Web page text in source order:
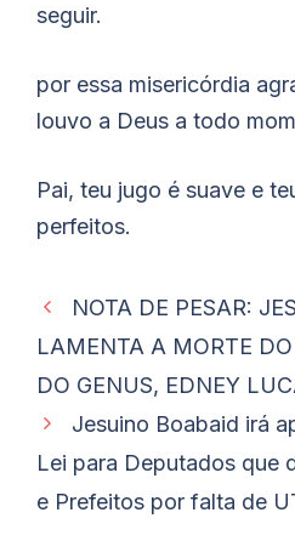
seguir.
por essa misericórdia
louvo a Deus a todo
Pai, teu jugo é suave e
perfeitos.
NOTA DE PESAR:
LAMENTA A MORTE
DO GENUS, EDNEY
Jesuino Boabaid irá
Lei para Deputados que
e Prefeitos por falta de